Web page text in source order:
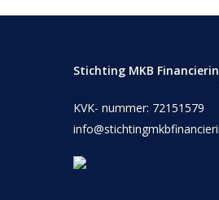
Stichting MKB
KVK- nummer: 72151579